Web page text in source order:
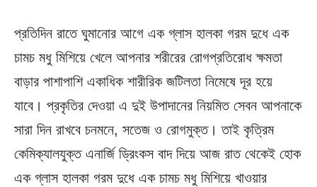
প্রতিদিন রাতে ঘুমানোর আগে এক গ্লাস হালকা গরম দুধে এক
চামচ মধু মিশিয়ে খেলে আপনার শরীরের রোগপ্রতিরোধ ক্ষমতা
বাড়ার পাশাপাশি একাধিক শারীরিক জটিলতা নিমেষে দূর হয়ে
যাবে। প্রকৃতির দেওয়া এ দুই উপাদানের নিয়মিত সেবন আপনাকে
সারা দিন রাখবে চনমনে, সতেজ ও রোগমুক্ত। তাই কৃত্রিম
কেমিক্যালযুক্ত এনার্জি ড্রিংকস বাদ দিয়ে আজ রাত থেকেই হোক
এক গ্লাস হালকা গরম দুধে এক চামচ মধু মিশিয়ে খাওয়ার